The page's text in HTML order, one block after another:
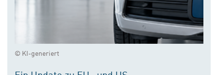
© KI-generiert